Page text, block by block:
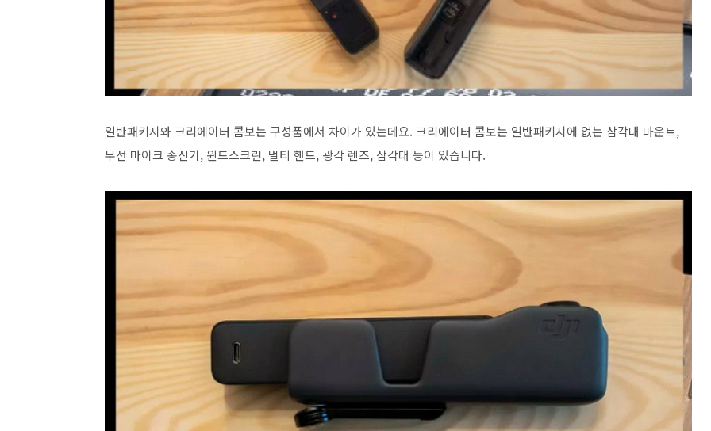
일반패키지와 크리에이터 콤보는 구성품에서 차이가 있는데요. 크리에이터 콤보는 일반패키지에 없는 삼각대 마운트,
무선 마이크 송신기, 윈드스크린, 멀티 핸드, 광각 렌즈, 삼각대 등이 있습니다.